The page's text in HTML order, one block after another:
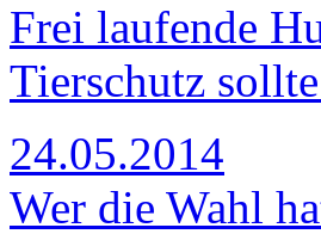
Frei laufende
Tierschutz
24.05.2014
Wer die Wahl